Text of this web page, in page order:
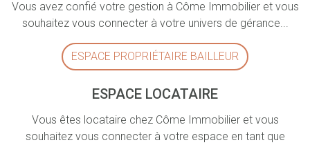
Vous avez confié votre gestion à Côme Immobilier et vous
souhaitez vous connecter à votre univers de gérance...
ESPACE PROPRIÉTAIRE BAILLEUR
ESPACE LOCATAIRE
Vous êtes locataire chez Côme Immobilier et vous
souhaitez vous connecter à votre espace en tant que